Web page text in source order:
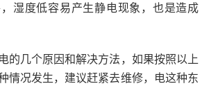
湿度低容易产生静电现象，也是造成
的几个原因和解决方法，如果按照以上
情况发生，建议赶紧去维修，电这种东